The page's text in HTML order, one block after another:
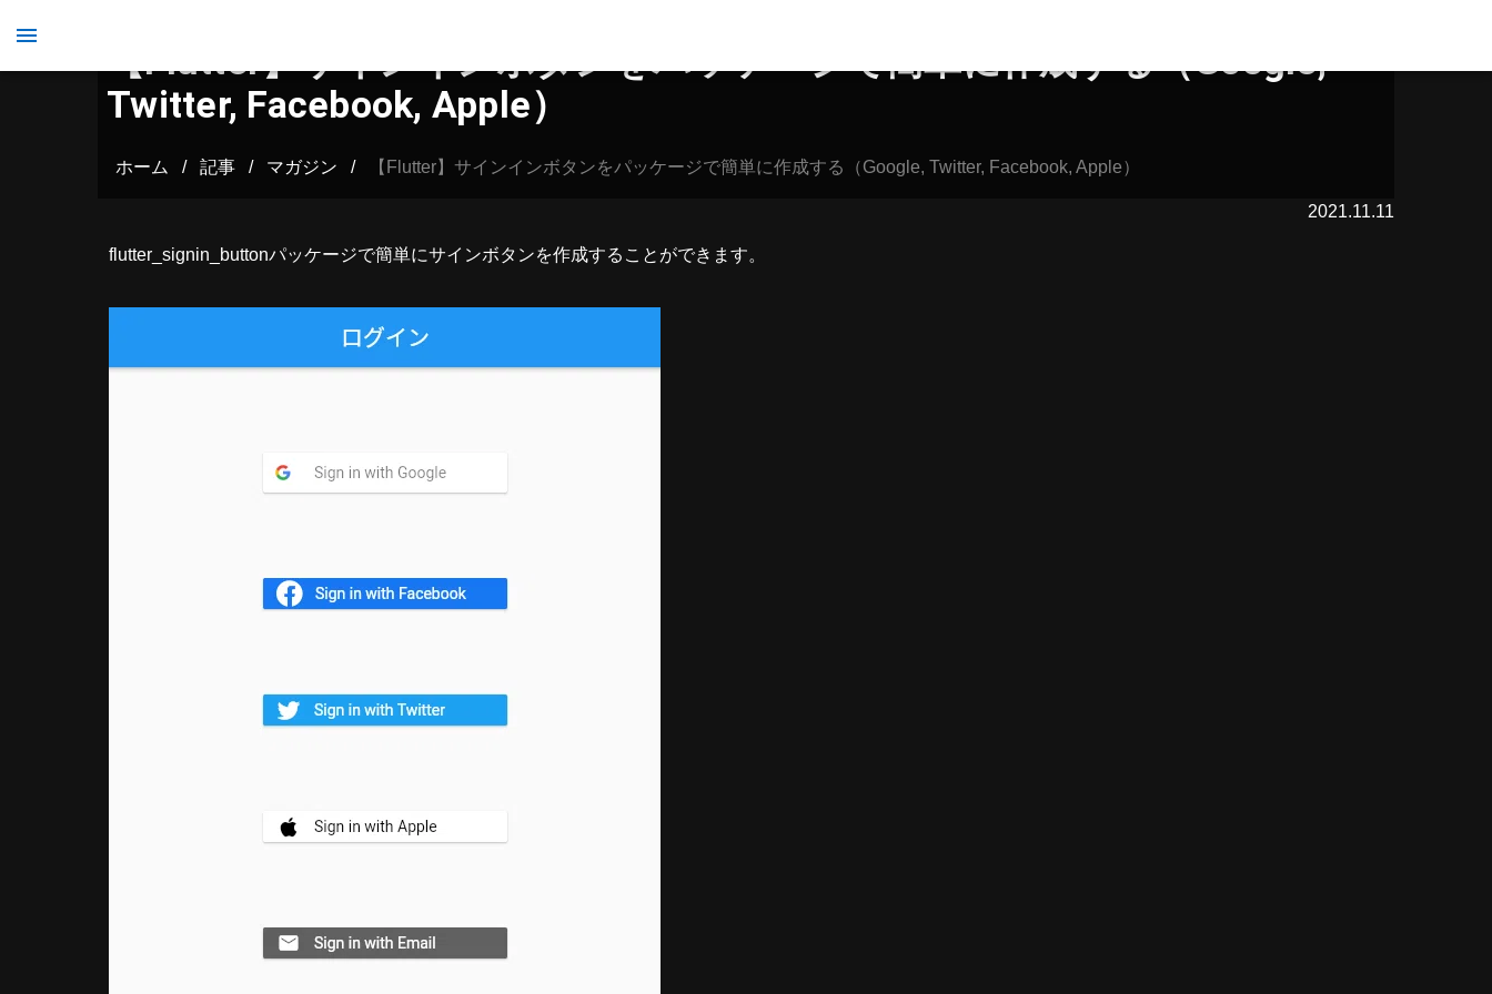
【Flutter】サインインボタンをパッケージで簡単に作成する（Google,
Twitter, Facebook, Apple）
ホーム / 記事 / マガジン / 【Flutter】サインインボタンをパッケージで簡単に作成する（Google, Twitter, Facebook, Apple）
2021.11.11
flutter_signin_buttonパッケージで簡単にサインボタンを作成することができます。